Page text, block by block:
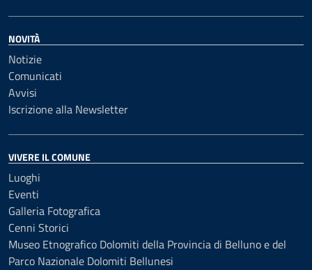
NOVITÀ
Notizie
Comunicati
Avvisi
Iscrizione alla Newsletter
VIVERE IL COMUNE
Luoghi
Eventi
Galleria Fotografica
Cenni Storici
Museo Etnografico Dolomiti della Provincia di Belluno e del
Parco Nazionale Dolomiti Bellunesi